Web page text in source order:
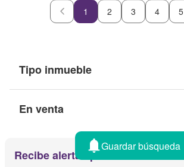
1 2 3 4 5
Tipo inmueble
En venta
Recibe alertas por email
Guardar búsqueda